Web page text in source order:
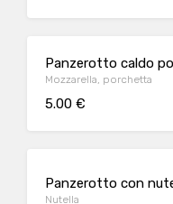
Panzerotto caldo
Mozzarella, porchetta
5.00 €
Panzerotto con
Nutella